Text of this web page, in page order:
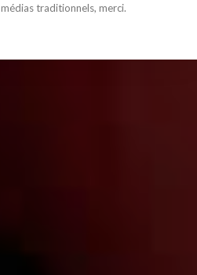
traditionnels, merci.